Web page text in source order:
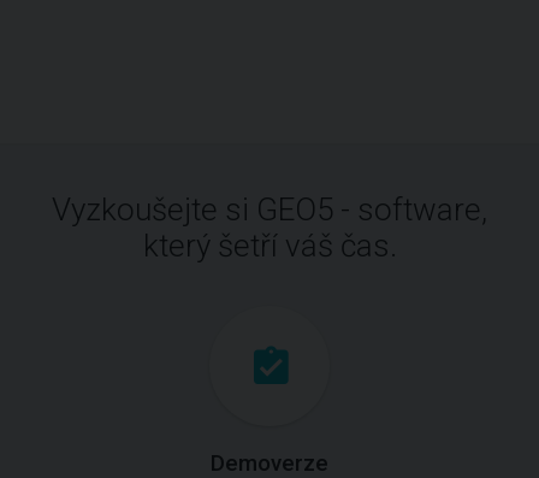
Vyzkoušejte si GEO5 - software,
který šetří váš čas.
Demoverze